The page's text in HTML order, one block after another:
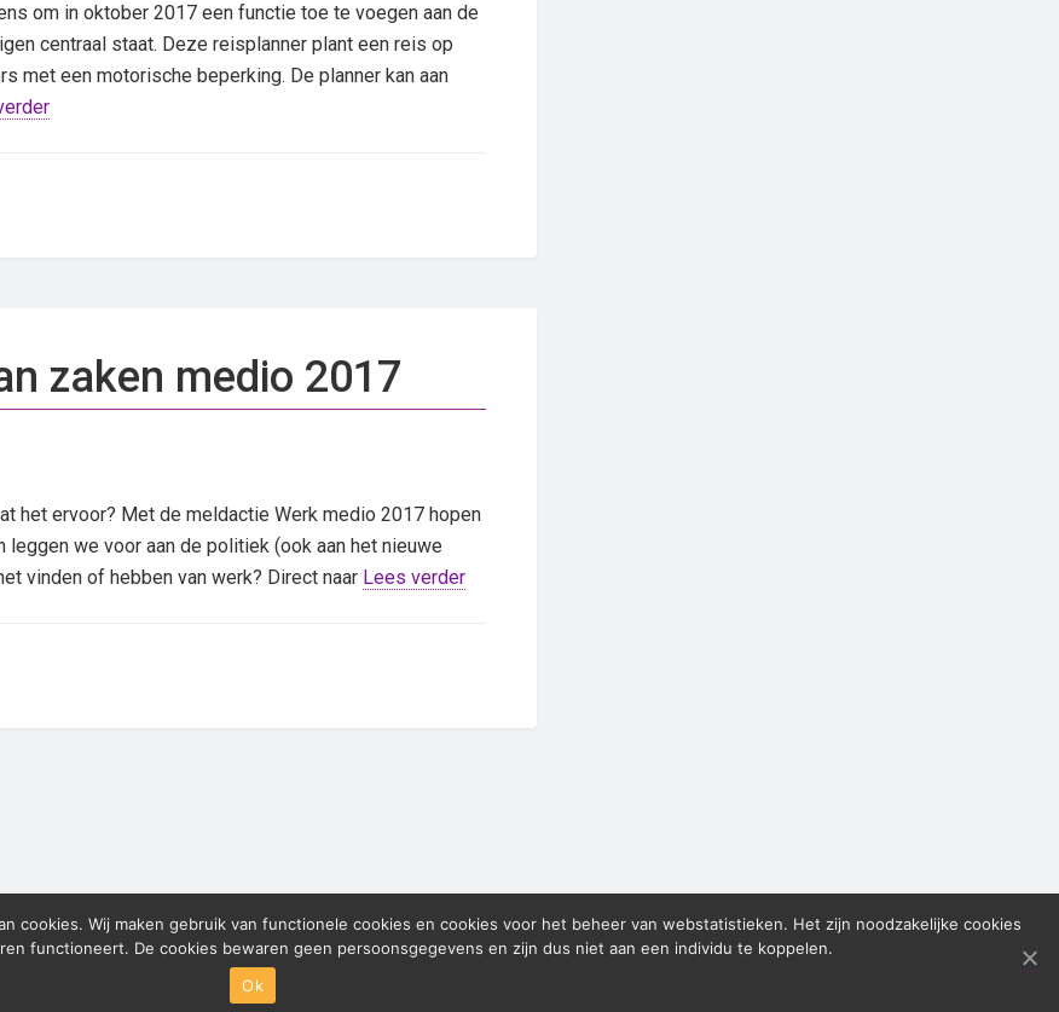
om in oktober 2017 een functie toe te voegen aan de
centraal staat. Deze reisplanner plant een reis op
met een motorische beperking. De planner kan aan
zaken medio 2017
het ervoor? Met de meldactie Werk medio 2017 hopen
we voor aan de politiek (ook aan het nieuwe
vinden of hebben van werk? Direct naar Lees verder
· Weerdjesstraat 168 · 6811 JH · Arnhem · (0)26 389 44 88 ·
cookies. Wij maken gebruik van functionele cookies en cookies voor het beheer van webstatistieken. Het zijn noodzakelijke cookies
functioneert. De cookies bewaren geen persoonsgegevens en zijn dus niet aan een individu te koppelen.
Ok